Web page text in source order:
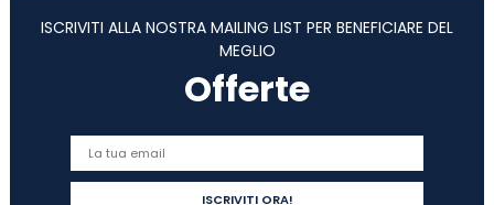
ISCRIVITI ALLA NOSTRA MAILING LIST PER BENEFICIARE DEL
MEGLIO
Offerte